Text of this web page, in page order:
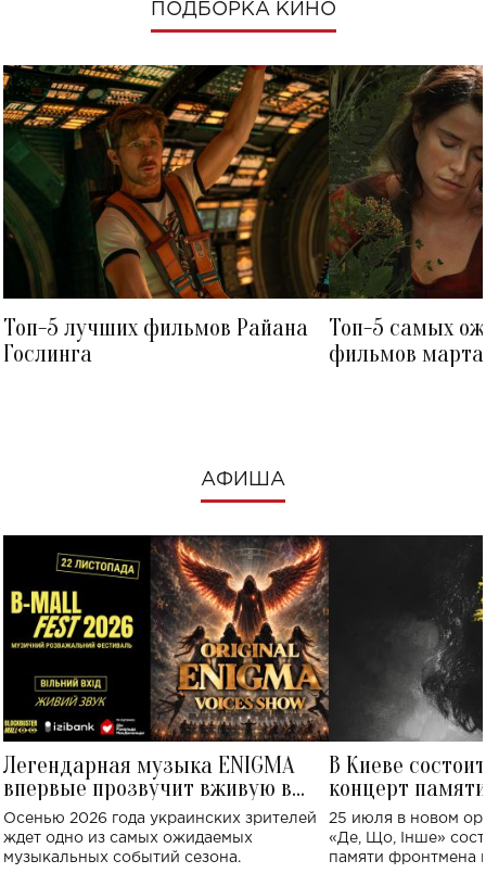
ПОДБОРКА КИНО
Топ-5 лучших фильмов Райана
Гослинга
Топ-5 самых
фильмов
АФИША
Легендарная музыка ENIGMA
впервые прозвучит вживую в
Украине: где состоится концерт
Осенью 2026 года украинских зрителей
ждет одно из самых ожидаемых
музыкальных событий сезона.
В Киеве
концерт
Клименко:
исполнят песни
25 июля в новом
«Де, Що, Інше»
памяти фронтмена